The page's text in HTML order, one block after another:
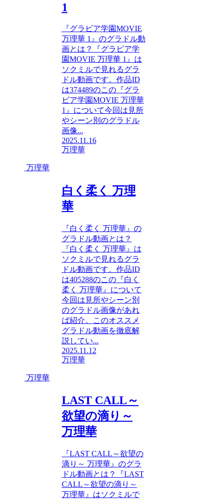
1
『グラビア学園MOVIE
万理華 1』のグラドル動
画とは？『グラビア学
園MOVIE 万理華 1』は
ソクミルで見れるグラ
ドル動画です。作品ID
は374489のこの『グラ
ビア学園MOVIE 万理華
1』について今回は見所
やシーン別のグラドル
画像...
2025.11.16
万理華
万理華
白く柔く 万理
華
『白く柔く 万理華』の
グラドル動画とは？
『白く柔く 万理華』は
ソクミルで見れるグラ
ドル動画です。作品ID
は405288のこの『白く
柔く 万理華』について
今回は見所やシーン別
のグラドル画像があれ
ば紹介。このオススメ
グラドル動画を徹底解
説してい...
2025.11.12
万理華
万理華
LAST CALL～
欲望の滴り～
万理華
『LAST CALL～欲望の
滴り～ 万理華』のグラ
ドル動画とは？『LAST
CALL～欲望の滴り～
万理華』はソクミルで